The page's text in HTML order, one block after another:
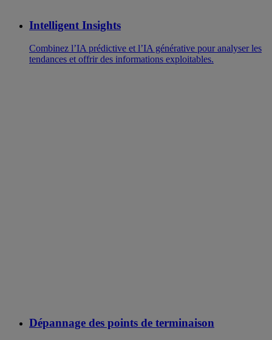
Intelligent Insights
Combinez l’IA prédictive et l’IA générative pour analyser les
tendances et offrir des informations exploitables.
Dépannage des points de terminaison